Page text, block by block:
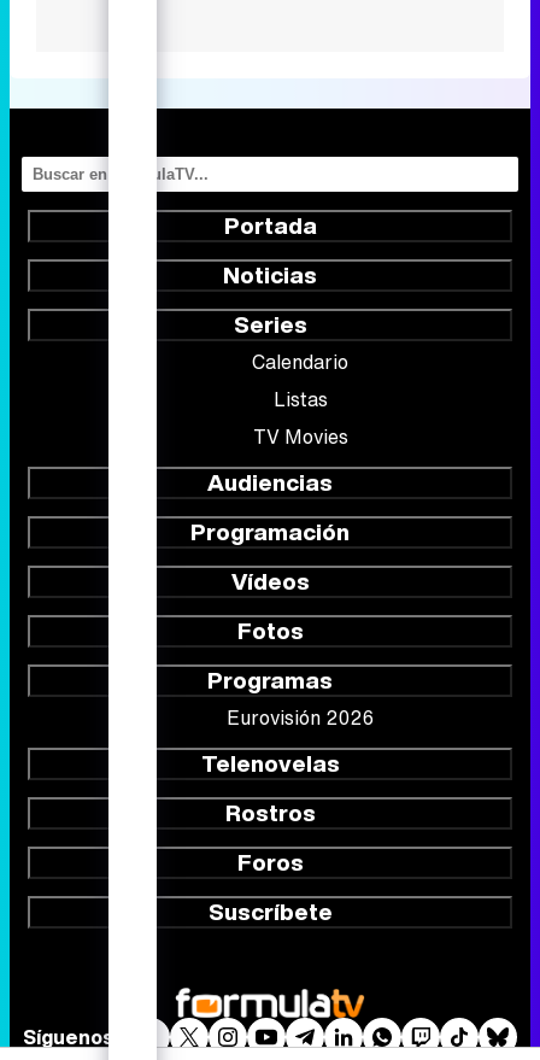
Portada
Noticias
Series
Calendario
Listas
TV Movies
Audiencias
Programación
Vídeos
Fotos
Programas
Eurovisión 2026
Telenovelas
Rostros
Foros
Suscríbete
Síguenos